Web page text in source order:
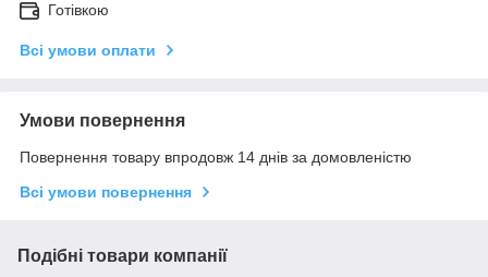
Готівкою
Всі умови оплати
Умови повернення
Повернення товару впродовж 14 днів за домовленістю
Всі умови повернення
Подібні товари компанії